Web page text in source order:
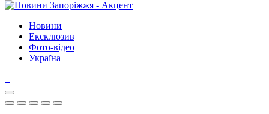
Новини
Ексклюзив
Фото-відео
Україна